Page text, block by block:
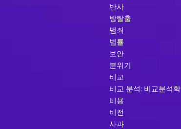
반사
방탈출
범죄
법률
보안
분위기
비교
비교 분석: 비교분석학
비용
비전
사과